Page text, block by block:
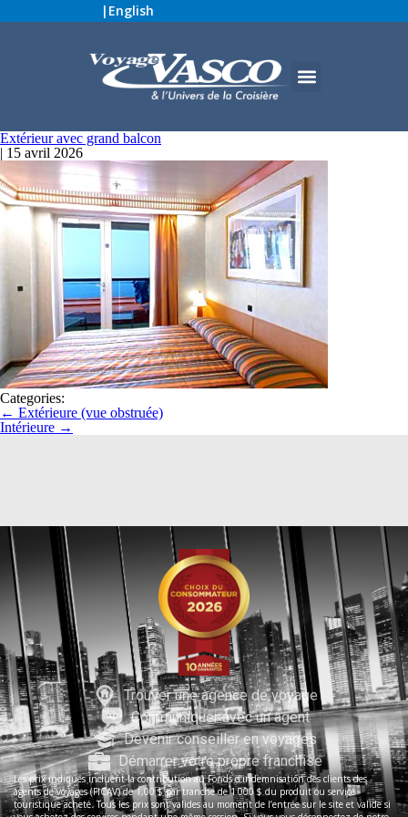
| English
Extérieur avec grand balcon
| 15 avril 2026
Categories:
← Extérieure (vue obstruée)
Intérieure →
Trouver une agence de voyage
Communiquer avec un agent
Devenir conseiller en voyages
Démarrer votre propre franchise
Les prix indiqués incluent la contribution au Fonds d’indemnisation des clients des
agents de voyages (FICAV) de 1,00 $ par tranche de 1 000 $ du produit ou service
touristique acheté. Tous les prix sont valides au moment de l’entrée sur le site et valide si